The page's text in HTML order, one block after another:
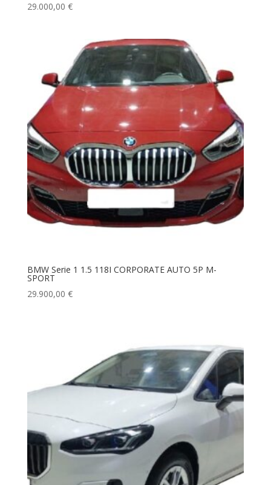
29.000,00 €
BMW Serie 1 1.5 118I CORPORATE AUTO 5P M-
SPORT
29.900,00 €